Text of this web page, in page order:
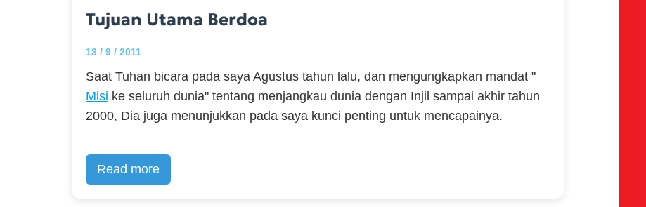
Tujuan Utama Berdoa
13 / 9 / 2011
Saat Tuhan bicara pada saya Agustus tahun lalu, dan mengungkapkan mandat "
Misi ke seluruh dunia" tentang menjangkau dunia dengan Injil sampai akhir tahun
2000, Dia juga menunjukkan pada saya kunci penting untuk mencapainya.
Read more